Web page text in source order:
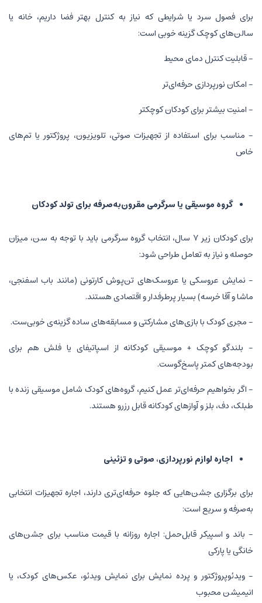
برای فصول سرد یا شرایطی که نیاز به کنترل بهتر فضا داریم، خانه یا
سالن‌های کوچک گزینه خوبی است:
- قابلیت کنترل دمای محیط
- امکان نورپردازی حرفه‌ای‌تر
- امنیت بیشتر برای کودکان کوچکتر
- مناسب برای استفاده از تجهیزات صوتی، تلویزیون، پروژکتور یا تم‌های
خاص
گروه موسیقی یا سرگرمی مقرون‌به‌صرفه برای تولد کودکان
برای کودکان زیر ۷ سال، انتخاب گروه سرگرمی باید با توجه به سن، میزان
حوصله و نیاز به تعامل طراحی شود:
- نمایش عروسکی یا عروسک‌های تن‌پوش کارتونی (مانند باب اسفنجی،
ماشا و آقا خرسه) بسیار پرطرفدار و اقتصادی هستند.
- مجری کودک با بازی‌های مشارکتی و مسابقه‌های ساده گزینه‌ی خوبی‌ست.
- بلندگو کوچک + موسیقی کودکانه از اسپاتیفای یا فلش هم برای
بودجه‌های کمتر پاسخ‌گوست.
- اگر بخواهیم حرفه‌ای‌تر عمل کنیم، گروه‌های کودک شامل موسیقی زنده با
طبلک، دف، بلز و آوازهای کودکانه قابل رزرو هستند.
اجاره لوازم نورپردازی، صوتی و تزئینی
برای برگزاری جشن‌هایی که جلوه حرفه‌ای‌تری دارند، اجاره تجهیزات انتخابی
به‌صرفه و سریع است:
- باند و اسپیکر قابل‌حمل: اجاره روزانه با قیمت مناسب برای جشن‌های
خانگی یا پارکی
- ویدئوپروژکتور و پرده نمایش برای نمایش ویدئو، عکس‌های کودک، یا
انیمیشن محبوب